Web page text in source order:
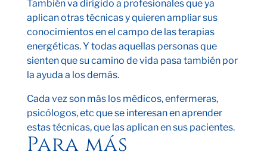
También va dirigido a profesionales que ya
aplican otras técnicas y quieren ampliar sus
conocimientos en el campo de las terapias
energéticas. Y todas aquellas personas que
sienten que su camino de vida pasa también por
la ayuda a los demás.
Cada vez son más los médicos, enfermeras,
psicólogos, etc que se interesan en aprender
estas técnicas, que las aplican en sus pacientes.
Para más